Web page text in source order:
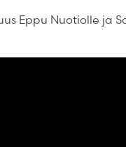
Eppu Nuotiolle ja